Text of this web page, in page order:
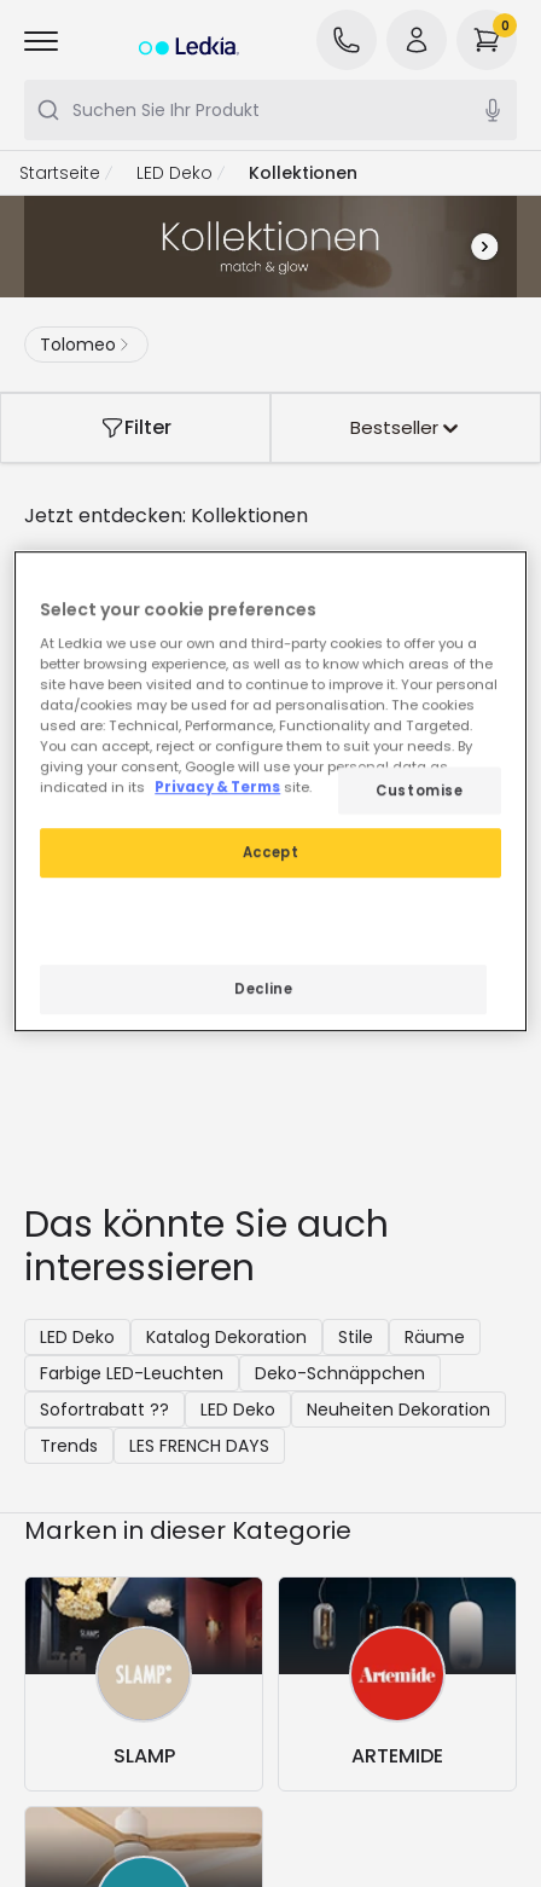
Suchen Sie Ihr Produkt
0
Startseite LED Deko Kollektionen
Tolomeo
Filter Bestseller
Jetzt entdecken: Kollektionen
Verfügbar, Zustellung in 3
73,99 €
Das könnte Sie auch
interessieren
LED Deko Katalog Dekoration Stile
Räume
Farbige LED-Leuchten
Deko-Schnäppchen
Sofortrabatt ??
LED Deko
Neuheiten Dekoration
Trends
LES FRENCH DAYS
Marken in dieser Kategorie
SLAMP ARTEMIDE
Select your cookie preferences
At Ledkia we use our own and third-party cookies to offer you a
better browsing experience, as well as to know which areas of the
site have been visited and to continue to improve it. Your personal
data/cookies may be used for ad personalisation. The cookies
used are: Technical, Performance, Functionality and Targeted.
You can accept, reject or configure them to suit your needs. By
giving your consent, Google will use your personal data as
indicated in its
Privacy & Terms site.
Decline
Accept
Customise